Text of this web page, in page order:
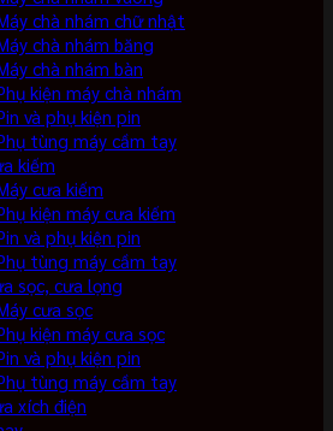
chà nhám chữ nhật
chà nhám băng
chà nhám bàn
kiện máy chà nhám
và phụ kiện pin
tùng máy cầm tay
kiếm
cưa kiếm
kiện máy cưa kiếm
và phụ kiện pin
tùng máy cầm tay
sọc, cưa lọng
cưa sọc
kiện máy cưa sọc
và phụ kiện pin
tùng máy cầm tay
xích điện